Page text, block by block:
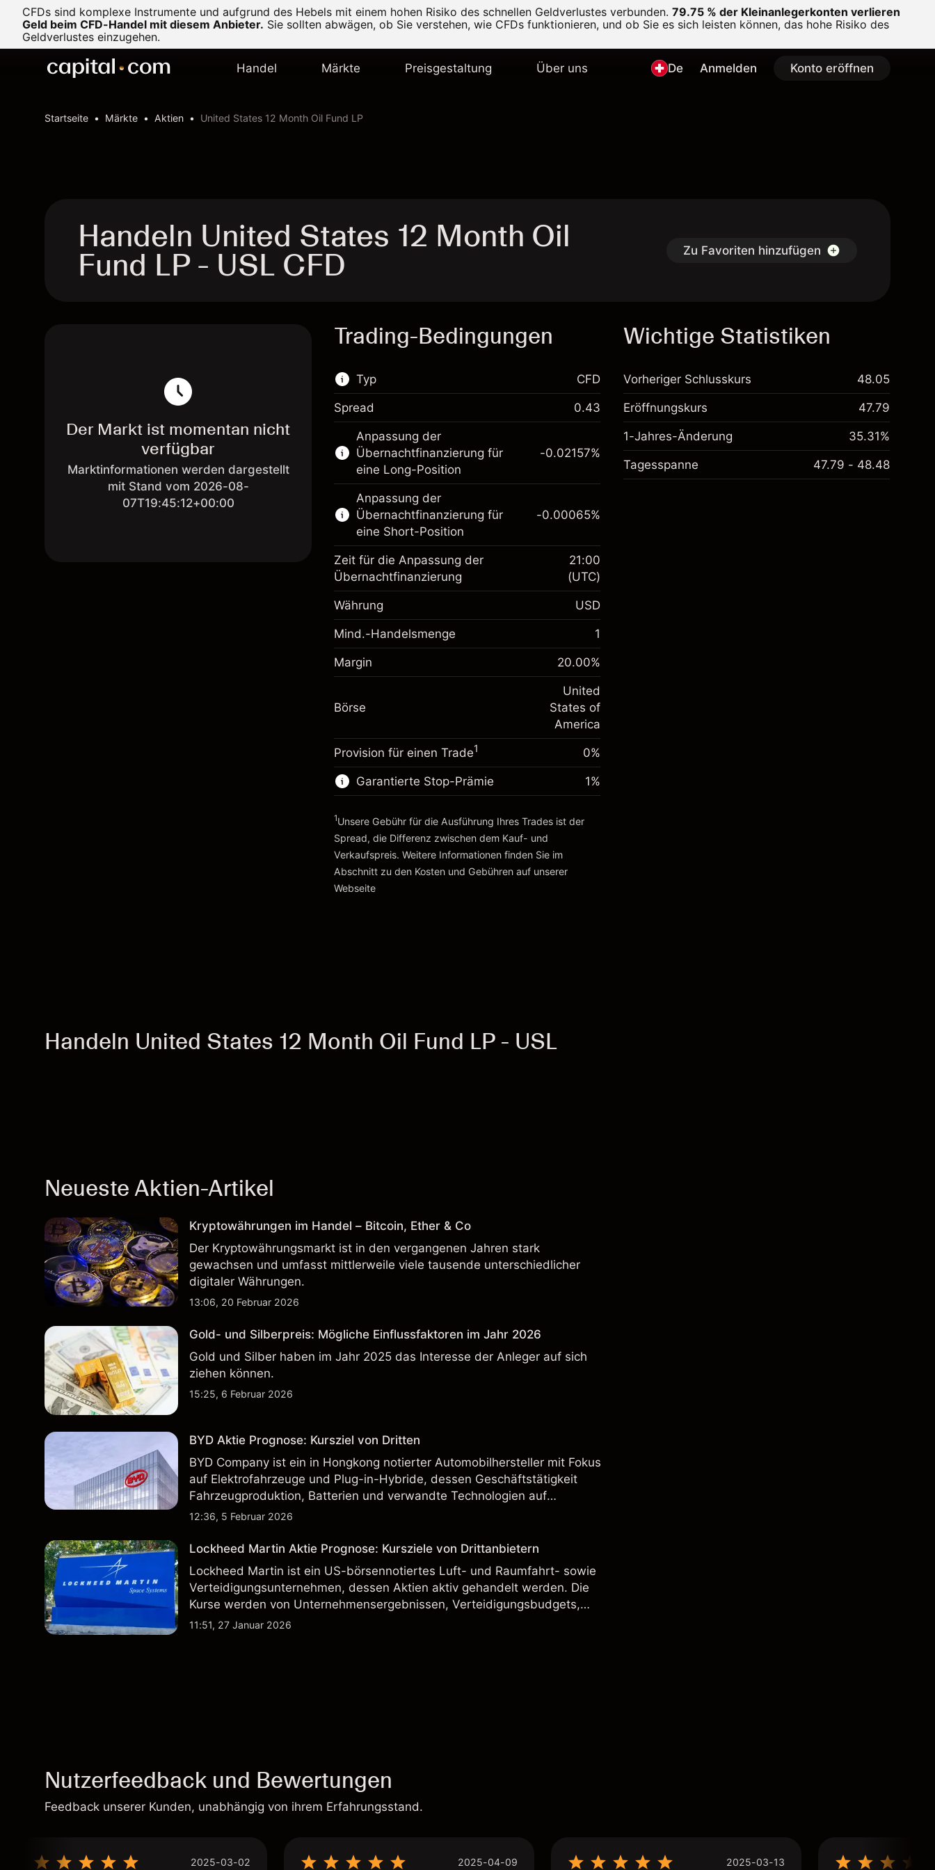
CFDs sind komplexe Instrumente und aufgrund des Hebels mit einem hohen Risiko des schnellen Geldverlustes verbunden. 79.75 % der Kleinanlegerkonten verlieren
Geld beim CFD-Handel mit diesem Anbieter. Sie sollten abwägen, ob Sie verstehen, wie CFDs funktionieren, und ob Sie es sich leisten können, das hohe Risiko des
Geldverlustes einzugehen.
Handel Märkte Preisgestaltung Über uns De Anmelden Konto eröffnen
Startseite Märkte Aktien United States 12 Month Oil Fund LP
Handeln United States 12 Month Oil
Fund LP - USL CFD Zu Favoriten hinzufügen
Der Markt ist momentan nicht
verfügbar
Marktinformationen werden dargestellt
mit Stand vom 2026-08-
07T19:45:12+00:00
Trading-Bedingungen
Typ
Dieser Finanzmarkt steht für das CFD-Trading
zur Verfügung.
Erfahren Sie mehr über:
CFDs
CFD
Spread 0.43
Anpassung der
Übernachtfinanzierung für
eine Long-Position
Margin. Ihre Investition
$1,000.00
Anpassung der
Übernachtfinanzierung
Gebühren aus fremdfinanzierten
Positionswert
-0.021568
Positionsgröße mit Hebelwirkung ~ $5,000.00
$4,000.00
Zur Plattform
-0.02157%
Anpassung der
Übernachtfinanzierung für
eine Short-Position
Margin. Ihre Investition
$1,000.00
Positionswert
-0.000654
Positionsgröße mit Hebelwirkung ~$5,000.00
Geld aus Hebelwirkung ~ $
Zur Plattform
-0.00065%
Zeit für die Anpassung der
Übernachtfinanzierung
21:00
(UTC)
Währung USD
Mind.-Handelsmenge 1
Margin 20.00%
Börse
United
States of
America
Provision für einen Trade1 0%
Garantierte Stop-Prämie
Kosten und Gebühren
1%
1Unsere Gebühr für die Ausführung Ihres Trades ist der
Spread, die Differenz zwischen dem Kauf- und
Verkaufspreis. Weitere Informationen finden Sie im
Abschnitt zu den Kosten und Gebühren auf unserer
Webseite
Wichtige Statistiken
Vorheriger Schlusskurs 48.05
Eröffnungskurs 47.79
1-Jahres-Änderung 35.31%
Tagesspanne 47.79 - 48.48
Handeln United States 12 Month Oil Fund LP - USL
Neueste Aktien-Artikel
Kryptowährungen im Handel – Bitcoin, Ether & Co
Der Kryptowährungsmarkt ist in den vergangenen Jahren stark
gewachsen und umfasst mittlerweile viele tausende unterschiedlicher
digitaler Währungen.
13:06, 20 Februar 2026
Gold- und Silberpreis: Mögliche Einflussfaktoren im Jahr 2026
Gold und Silber haben im Jahr 2025 das Interesse der Anleger auf sich
ziehen können.
15:25, 6 Februar 2026
BYD Aktie Prognose: Kursziel von Dritten
BYD Company ist ein in Hongkong notierter Automobilhersteller mit Fokus
auf Elektrofahrzeuge und Plug-in-Hybride, dessen Geschäftstätigkeit
Fahrzeugproduktion, Batterien und verwandte Technologien auf
inländischen und internationalen Märkten umfasst.
12:36, 5 Februar 2026
Lockheed Martin Aktie Prognose: Kursziele von Drittanbietern
Lockheed Martin ist ein US-börsennotiertes Luft- und Raumfahrt- sowie
Verteidigungsunternehmen, dessen Aktien aktiv gehandelt werden. Die
Kurse werden von Unternehmensergebnissen, Verteidigungsbudgets,
Vertragsaktivitäten und den allgemeinen Aktienmärktbedingungen
11:51, 27 Januar 2026
Nutzerfeedback und Bewertungen
Feedback unserer Kunden, unabhängig von ihrem Erfahrungsstand.
2025-03-02 2025-04-09 2025-03-13